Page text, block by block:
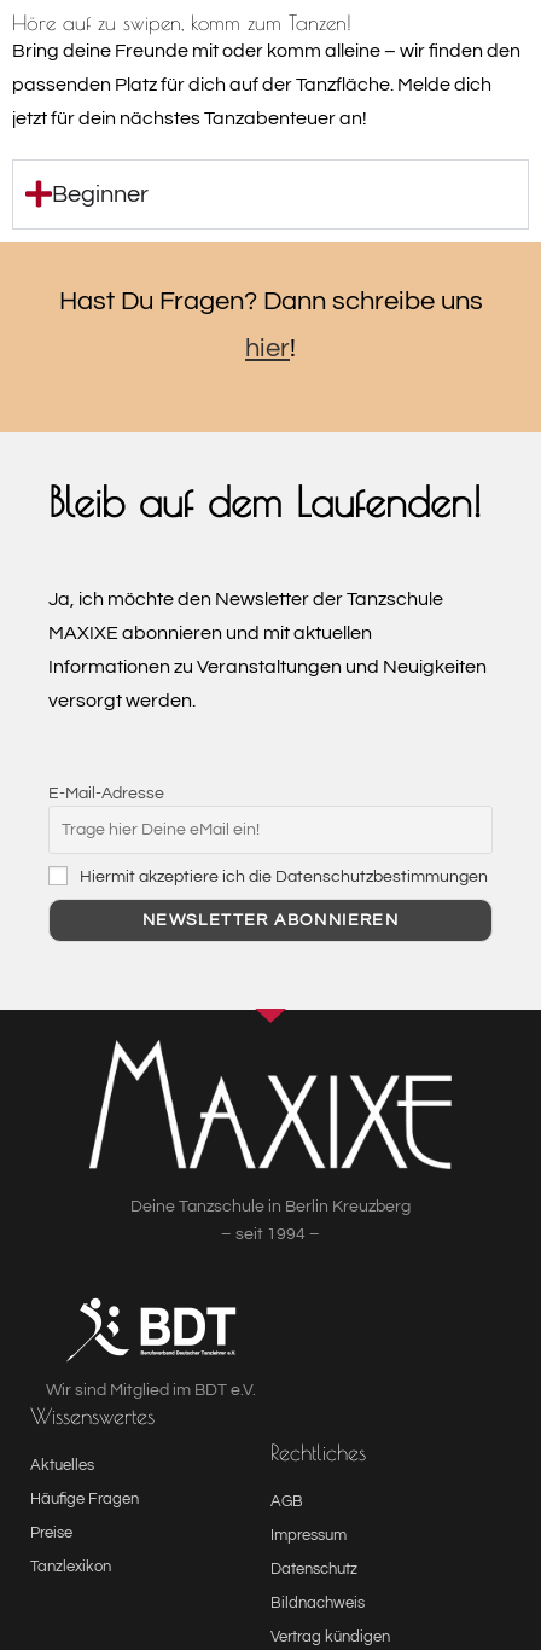
Höre auf zu swipen, komm zum Tanzen!
Bring deine Freunde mit oder komm alleine – wir finden den
passenden Platz für dich auf der Tanzfläche. Melde dich
jetzt für dein nächstes Tanzabenteuer an!
Beginner
Hast Du Fragen? Dann schreibe uns
hier!
Bleib auf dem Laufenden!
Ja, ich möchte den Newsletter der Tanzschule
MAXIXE abonnieren und mit aktuellen
Informationen zu Veranstaltungen und Neuigkeiten
versorgt werden.
E-Mail-Adresse
Hiermit akzeptiere ich die Datenschutzbestimmungen
Deine Tanzschule in Berlin Kreuzberg
– seit 1994 –
Wir sind Mitglied im BDT e.V.
Wissenswertes
Aktuelles
Häufige Fragen
Preise
Tanzlexikon
Rechtliches
AGB
Impressum
Datenschutz
Bildnachweis
Vertrag kündigen